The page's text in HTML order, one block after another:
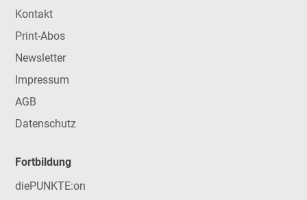
Kontakt
Print-Abos
Newsletter
Impressum
AGB
Datenschutz
Fortbildung
diePUNKTE:on